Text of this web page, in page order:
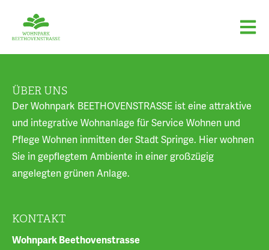
ÜBER UNS
Der Wohnpark BEETHOVENSTRASSE ist eine attraktive
und integrative Wohnanlage für Service Wohnen und
Pflege Wohnen inmitten der Stadt Springe. Hier wohnen
Sie in gepflegtem Ambiente in einer großzügig
angelegten grünen Anlage.
KONTAKT
Wohnpark Beethovenstrasse